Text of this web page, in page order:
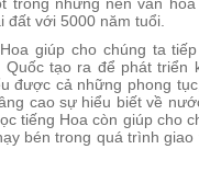
trong những nền văn
đất với 5000 năm tuổi.
giúp cho chúng ta
Quốc tạo ra để phát triển
được cả những phong
cao sự hiểu biết về
tiếng Hoa còn giúp cho
bén trong quá trình giao